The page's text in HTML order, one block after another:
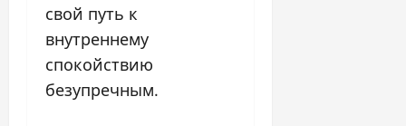
свой путь к
внутреннему
спокойствию
безупречным.